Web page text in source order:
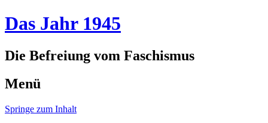
Das Jahr 1945
Die Befreiung vom Faschismus
Menü
Springe zum Inhalt